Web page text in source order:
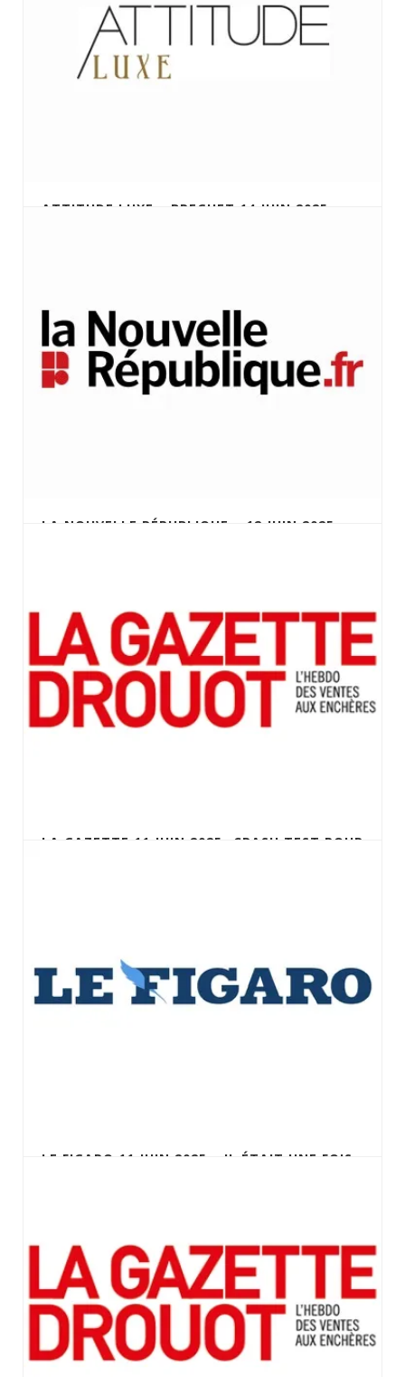
ATTITUDE LUXE – BREGUET 14 JUIN 2025
LA NOUVELLE RÉPUBLIQUE – 12 JUIN 2025 –
LA GAZETTE 11 JUIN 2025- CRASH TEST POUR
LE FIGARO 11 JUIN 2025 – IL ÉTAIT UNE FOIS